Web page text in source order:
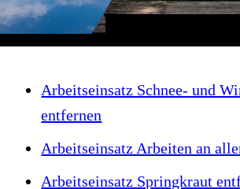
Arbeitseinsatz Schnee- und
entfernen
Arbeitseinsatz Arbeiten an
Arbeitseinsatz Springkraut